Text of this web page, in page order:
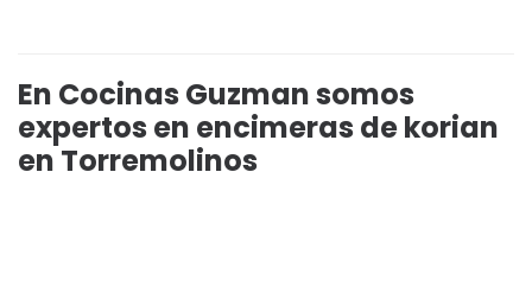
En Cocinas Guzman somos
expertos en encimeras de korian
en Torremolinos